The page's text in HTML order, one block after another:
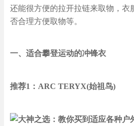
还能很方便的拉开拉链来取物，衣
否合理方便取物等。
一、适合攀登运动的冲锋衣
推荐1：ARC TERYX(始祖鸟)